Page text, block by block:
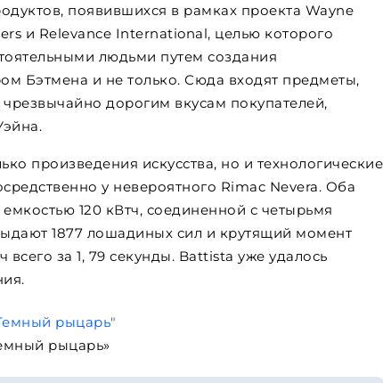
появившихся в рамках проекта Wayne
и Relevance International, целью которого
людьми путем создания
Бэтмена и не только. Сюда входят предметы,
дорогим вкусам покупателей,
произведения искусства, но и технологические
у невероятного Rimac Nevera. Оба
120 кВтч, соединенной с четырьмя
1877 лошадиных сил и крутящий момент
за 1, 79 секунды. Battista уже удалось
рыцарь»